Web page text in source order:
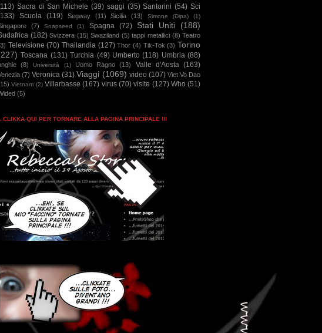
Sacra di San Michele (39) saggi (35) Santorini (54) Sci
Scuola (119) Segway (11) Sicilia (13) Simone (Dipa) (1)
(7) Snapseed (1) Spagna (72) Stati Uniti (188)
(182) Svizzera (15) Swaziland (5) tappi metallici (8) Teatro
Televisione (70) Thailandia (127) Thor (4) Tik-Tok (3) Torino
Toscana (131) Turchia (49) Umberto (118) Umbria (88)
(8) Università (1) Uomo Ragno (13) Valle d'Aosta (163)
(7) Veronica (31) Viaggi (1069) video (107) Viet Vo Dao
Vietnam (2) Villarbasse (167) virus (70) visite (127) Who (51)
(5)
...CLIKKA QUI PER TORNARE ALLA PAGINA PRINCIPALE !!!